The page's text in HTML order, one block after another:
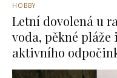
HOBBY
Letní dovolená u
voda, pěkné
aktivního